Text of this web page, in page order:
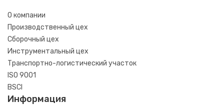
О компании
Производственный цех
Сборочный цех
Инструментальный цех
Транспортно-логистический участок
ISO 9001
BSCI
Информация